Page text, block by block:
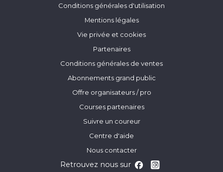
Conditions générales d'utilisation
Mentions légales
Vie privée et cookies
Partenaires
Conditions générales de ventes
Abonnements grand public
Offre organisateurs / pro
Courses partenaires
Suivre un coureur
Centre d'aide
Nous contacter
Retrouvez nous sur